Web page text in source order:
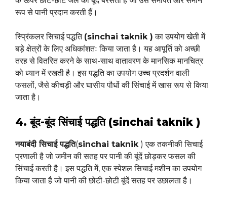
रूप से पानी प्रदान करती हैं।
स्प्रिंकलर सिचाई पद्धति (sinchai taknik ) का उपयोग खेती में
बड़े क्षेत्रों के लिए अधिकांशतः किया जाता है। यह आपूर्ति को अच्छी
तरह से वितरित करने के साथ-साथ वातावरण के मानसिक मानचित्र
को ध्यान में रखती है। इस पद्धति का उपयोग उच्च प्रदर्शन वाली
फसलों, जैसे कीचड़ी और घासीय पौधों की सिंचाई में खास रूप से किया
जाता है।
4. बूंद-बूंद सिंचाई पद्धति (sinchai taknik )
नयाबंदी सिचाई पद्धति(sinchai taknik) एक तकनीकी सिचाई
प्रणाली है जो जमीन की सतह पर पानी की बूंदें छोड़कर फसल की
सिंचाई करती है। इस पद्धति में, एक स्पेशल सिचाई मशीन का उपयोग
किया जाता है जो पानी की छोटी-छोटी बूंदें सतह पर उछालता है।